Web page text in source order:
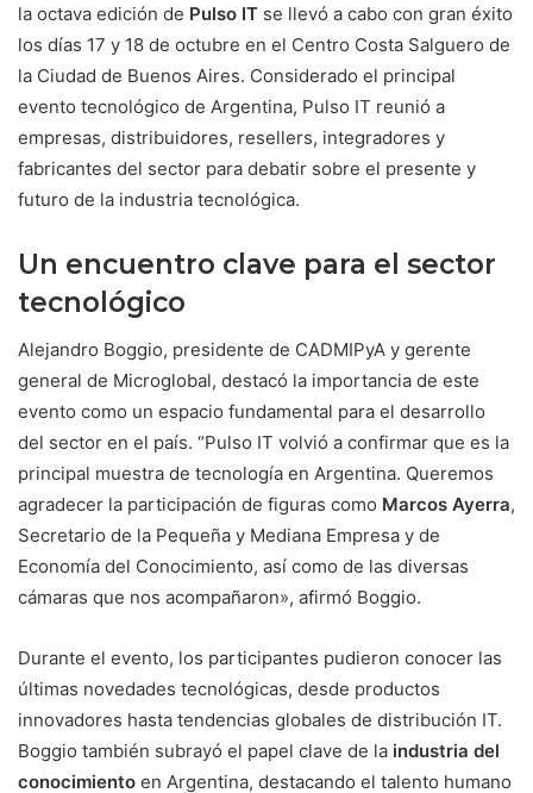
la octava edición de Pulso IT se llevó a cabo con gran éxito
los días 17 y 18 de octubre en el Centro Costa Salguero de
la Ciudad de Buenos Aires. Considerado el principal
evento tecnológico de Argentina, Pulso IT reunió a
empresas, distribuidores, resellers, integradores y
fabricantes del sector para debatir sobre el presente y
futuro de la industria tecnológica.
Un encuentro clave para el sector
tecnológico
Alejandro Boggio, presidente de CADMIPyA y gerente
general de Microglobal, destacó la importancia de este
evento como un espacio fundamental para el desarrollo
del sector en el país. “Pulso IT volvió a confirmar que es la
principal muestra de tecnología en Argentina. Queremos
agradecer la participación de figuras como Marcos Ayerra,
Secretario de la Pequeña y Mediana Empresa y de
Economía del Conocimiento, así como de las diversas
cámaras que nos acompañaron», afirmó Boggio.
Durante el evento, los participantes pudieron conocer las
últimas novedades tecnológicas, desde productos
innovadores hasta tendencias globales de distribución IT.
Boggio también subrayó el papel clave de la industria del
conocimiento en Argentina, destacando el talento humano